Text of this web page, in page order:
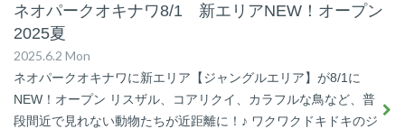
ネオパークオキナワ8/1 新エリアNEW！オープン
2025夏
2025.6.2 Mon
ネオパークオキナワに新エリア【ジャングルエリア】が8/1に
NEW！オープン リスザル、コアリクイ、カラフルな鳥など、普
段間近で見れない動物たちが近距離に！♪ ワクワクドキドキのジ